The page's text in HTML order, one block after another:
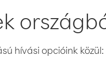
hívási opcióink közül: